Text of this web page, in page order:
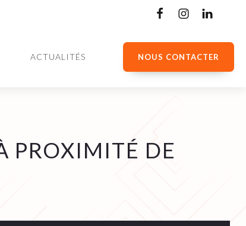
ACTUALITÉS NOUS CONTACTER
PROXIMITÉ DE